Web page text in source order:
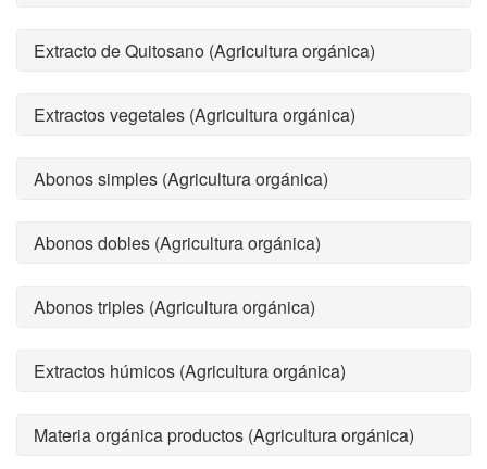
Extracto de Quitosano (Agricultura orgánica)
Extractos vegetales (Agricultura orgánica)
Abonos simples (Agricultura orgánica)
Abonos dobles (Agricultura orgánica)
Abonos triples (Agricultura orgánica)
Extractos húmicos (Agricultura orgánica)
Materia orgánica productos (Agricultura orgánica)